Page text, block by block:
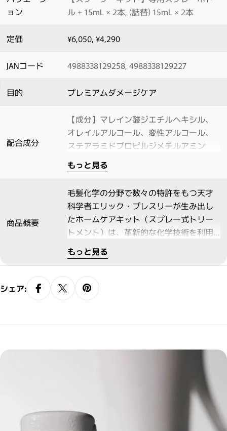
ョン
ル + 15mL × 2本, (詰替) 15mL × 2本
定価 ¥6,050, ¥4,290
JANコード 4988338129258, 4988338129227
目的 プレミアムダメージケア
配合成分
【成分】マレイン酸ジエチルヘキシル、
オレイルアルコール、変性アルコール、
ステアラミドプロピルジメチルアミン
もっと見る
商品概要
毛髪化学の分野で数々の特許をもつ天才
科学者エリック・プレスリーが生み出し
たホームケアキット（スプレー式トリー
トメント）は、革新的な化学技術を利用
し、1ステップのホームケアで髪の内部ま
で集中的に補修（ボンディング）しま
く、神をより柔らかく、より健康的に導
き、切れ毛や枝毛を防ぎながら、濃密な
だけます。
もっと見る
シェア: